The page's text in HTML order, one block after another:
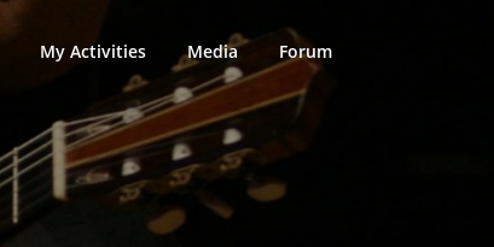
My Activities Media Forum